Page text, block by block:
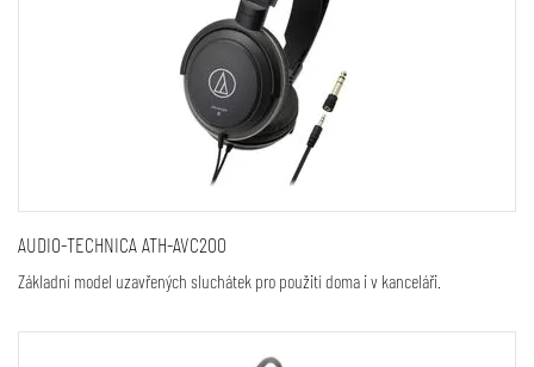
AUDIO-TECHNICA ATH-AVC200
Základní model uzavřených sluchátek pro použití doma i v kanceláři.